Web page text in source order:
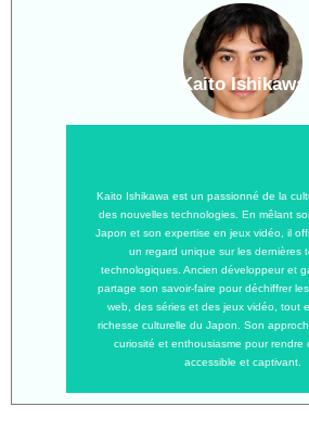
Kaito Ishikawa est un passionné de la
des nouvelles technologies. En mêlant
Japon et son expertise en jeux vidéo, il
un regard unique sur les dernières
technologiques. Ancien développeur et
partage son savoir-faire pour déchiffrer
web, des séries et des jeux vidéo, tout
richesse culturelle du Japon. Son
curiosité et enthousiasme pour rendre
accessible et captivant.
Kaito Ishikawa